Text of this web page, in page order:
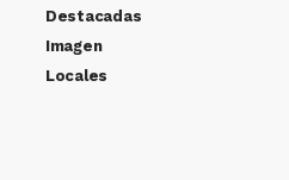
Destacadas
Imagen
Locales